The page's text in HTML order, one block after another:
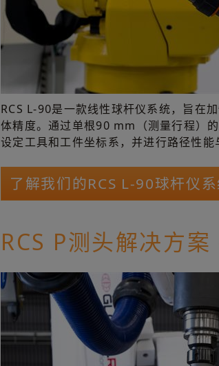
RCS L-90是一款线性球杆仪系统，旨在
体精度。通过单根90 mm（测量行程）
设定工具和工件坐标系，并进行路径性能
了解我们的RCS L-90球杆仪系
RCS P测头解决方